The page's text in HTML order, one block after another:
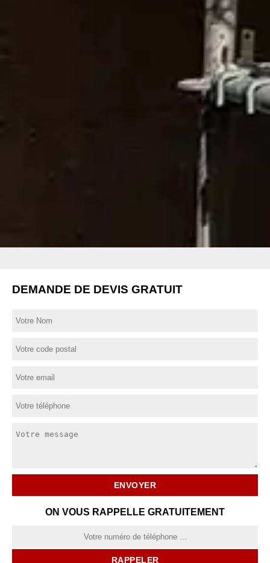
DEMANDE DE DEVIS GRATUIT
ON VOUS RAPPELLE GRATUITEMENT